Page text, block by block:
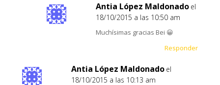
Antia López Maldonado el
18/10/2015 a las 10:50 am
Muchísimas gracias Bei 😀
Responder
Antia López Maldonado el
18/10/2015 a las 10:13 am